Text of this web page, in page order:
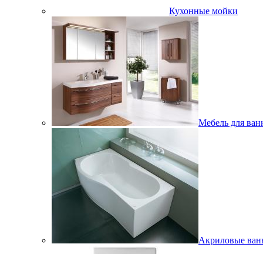
Кухонные мойки
Мебель для
Акриловые